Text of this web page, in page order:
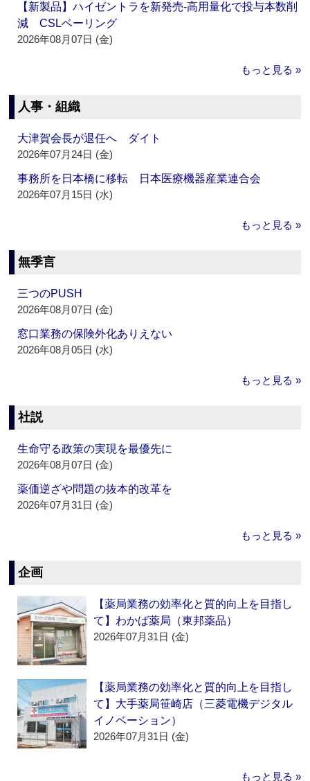
【新製品】ハイゼントラを新発売‐高用量化で投与本数削
減 CSLベーリング
2026年08月07日 (金)
もっと見る »
人事・組織
大津賀会長が退任へ ダイト
2026年07月24日 (金)
事務所を日本橋に移転 日本医療機器産業連合会
2026年07月15日 (水)
もっと見る »
無季言
三つのPUSH
2026年08月07日 (金)
窓口業務の保険外化ありえない
2026年08月05日 (水)
もっと見る »
社説
生命守る政策の実現を最優先に
2026年08月07日 (金)
薬価逆ざや問題の抜本的改革を
2026年07月31日 (金)
もっと見る »
企画
【薬局業務の効率化と質的向上を目指し
て】わかば薬局（東邦薬品）
2026年07月31日 (金)
【薬局業務の効率化と質的向上を目指し
て】大手薬局笹崎店（三菱電機デジタル
イノベーション）
2026年07月31日 (金)
もっと見る »